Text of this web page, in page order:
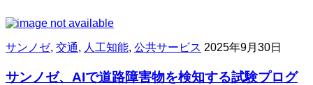
サンノゼ, 交通, 人工知能, 公共サービス 2025年9月30日
サンノゼ、AIで道路障害物を検知する試験プログ